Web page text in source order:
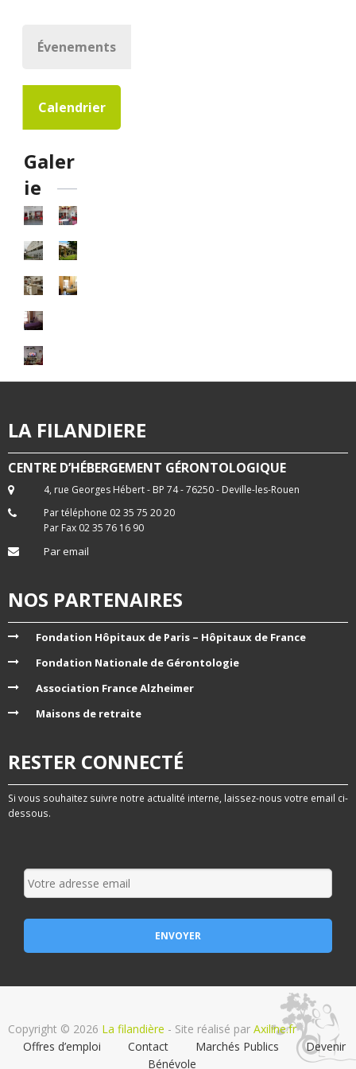
Évenements
Calendrier
Galer
ie
LA FILANDIERE
CENTRE D’HÉBERGEMENT GÉRONTOLOGIQUE
4, rue Georges Hébert - BP 74 - 76250 - Deville-les-Rouen
Par téléphone 02 35 75 20 20
Par Fax 02 35 76 16 90
Par email
NOS PARTENAIRES
Fondation Hôpitaux de Paris – Hôpitaux de France
Fondation Nationale de Gérontologie
Association France Alzheimer
Maisons de retraite
RESTER CONNECTÉ
Si vous souhaitez suivre notre actualité interne, laissez-nous votre email ci-
dessous.
Copyright © 2026 La filandière - Site réalisé par Axiline.fr
Offres d’emploi
Contact Marchés Publics
Devenir
Bénévole